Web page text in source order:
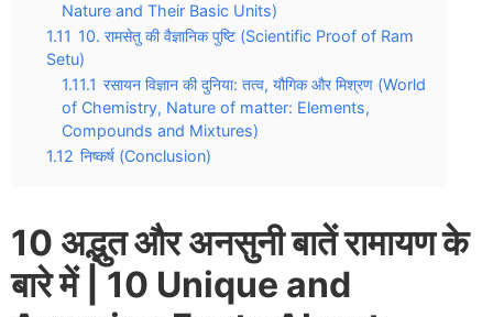
Nature and Their Basic Units)
1.11 10. रामसेतु की वैज्ञानिक पुष्टि (Scientific Proof of Ram
Setu)
1.11.1 रसायन विज्ञान की दुनिया: तत्व, यौगिक और मिश्रण (World
of Chemistry, Nature of matter: Elements,
Compounds and Mixtures)
1.12 निष्कर्ष (Conclusion)
10 अद्भुत और अनसुनी बातें रामायण के
बारे में | 10 Unique and